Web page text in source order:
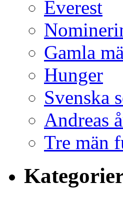
Everest
Gamla
Hunger
Svenska
Andreas
Tre män